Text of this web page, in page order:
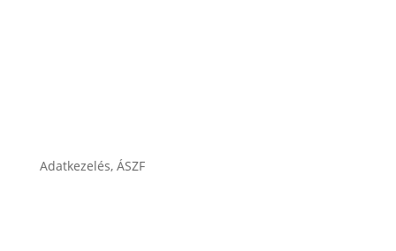
Adatkezelés, ÁSZF